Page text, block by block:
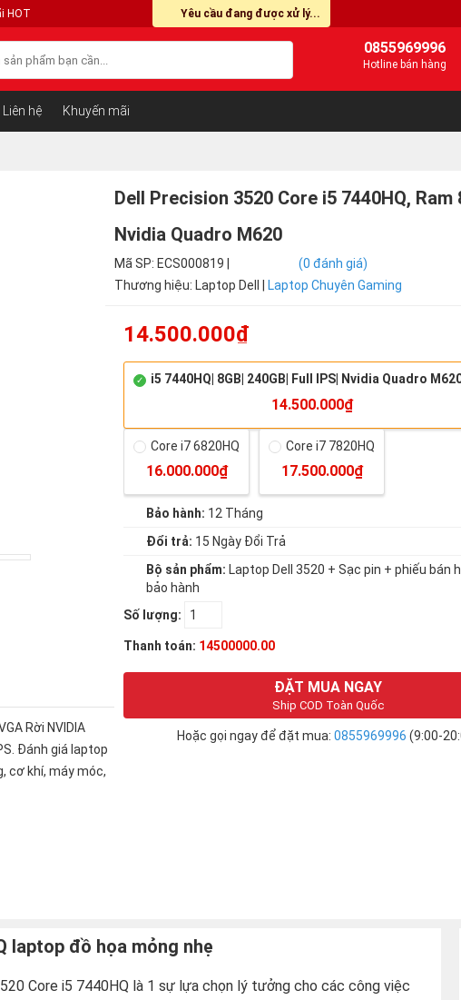
HOT
0855969996
Hotline bán hàng
Liên hệ Khuyến mãi
Rời NVIDIA
Đánh giá laptop
cơ khí, máy móc,
Dell Precision 3520 Core i5 7440HQ, Ram
Nvidia Quadro M620
Mã SP: ECS000819 |
(0 đánh giá)
Thương hiệu: Laptop Dell |
Laptop Chuyên Gaming
14.500.000₫
i5 7440HQ| 8GB| 240GB| Full IPS| Nvidia Quadro
14.500.000₫
Core i7 6820HQ
16.000.000₫
Core i7 7820HQ
17.500.000₫
Bảo hành: 12 Tháng
Đổi trả: 15 Ngày Đổi Trả
Bộ sản phẩm: Laptop Dell 3520 + Sạc pin + phiếu bán
bảo hành
Số lượng:
Thanh toán: 14500000.00
ĐẶT MUA NGAY
Ship COD Toàn Quốc
Hoặc gọi ngay để đặt mua: 0855969996 (9:00-
laptop đồ họa mỏng nhẹ
Core i5 7440HQ là 1 sự lựa chọn lý tưởng cho các công việc
Yêu cầu đang được xử lý...